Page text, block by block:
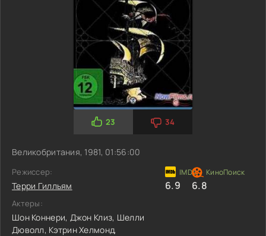
23 34
Великобритания, 1981, 01:56:00
Режиссер:
Терри Гилльям
Актеры:
Шон Коннери, Джон Клиз, Шелли
Дюволл, Кэтрин Хелмонд,
6.9 6.8